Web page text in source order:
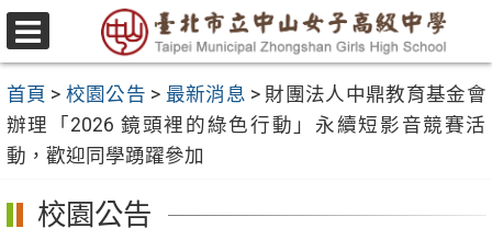
跳
至
要
內
容
區
選
單
首頁 > 校園公告 > 最新消息 > 財團法人中鼎教育基金會
辦理「2026 鏡頭裡的綠色行動」永續短影音競賽活
動，歡迎同學踴躍參加
校園公告